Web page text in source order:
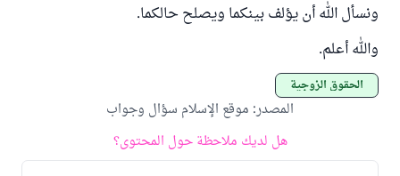
ونسأل الله أن يؤلف بينكما ويصلح حالكما.
والله أعلم.
الحقوق الزوجية
المصدر: موقع الإسلام سؤال وجواب
هل لديك ملاحظة حول المحتوى؟